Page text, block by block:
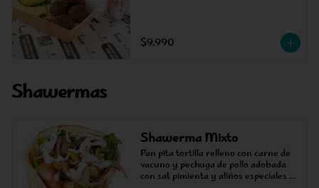
$9.990
Shawermas
Shawerma Mixto
Pan pita tortilla relleno con carne de
vacuno y pechuga de pollo adobada
con sal, pimienta y aliños especiales